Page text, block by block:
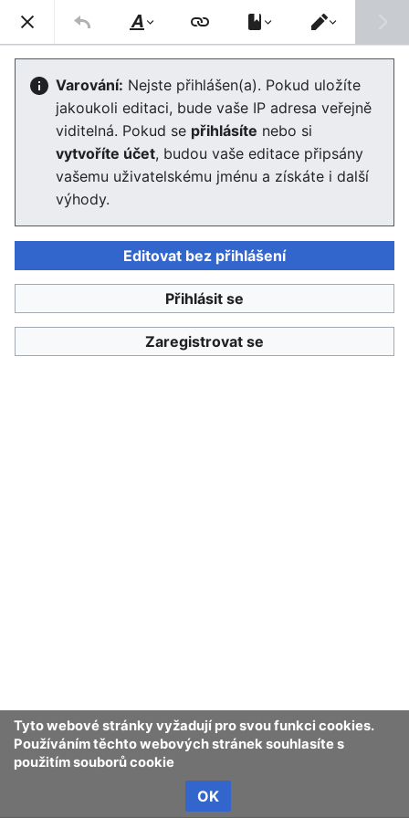
Enviwiki
Diverzita společenstev
Editor se nyní načte. Pokud tuto zprávu stále vidíte po
několika sekundách, prosím obnovte stránku .
Tyto webové stránky vyžadují pro svou funkci cookies.
Používáním těchto webových stránek souhlasíte s
použitím souborů cookie
OK
Enviwiki
Styl
textu
Přepnout
editor
Varování: Nejste přihlášen(a). Pokud uložíte
jakoukoli editaci, bude vaše IP adresa veřejně
viditelná. Pokud se přihlásíte nebo si
vytvoříte účet, budou vaše editace připsány
vašemu uživatelskému jménu a získáte i další
výhody.
Editovat bez přihlášení
Přihlásit se
Zaregistrovat se